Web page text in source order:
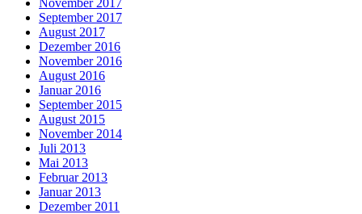
November 2017
September 2017
August 2017
Dezember 2016
November 2016
August 2016
Januar 2016
September 2015
August 2015
November 2014
Juli 2013
Mai 2013
Februar 2013
Januar 2013
Dezember 2011